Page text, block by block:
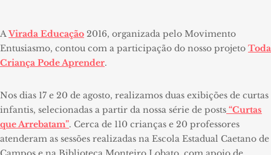
AVirada Educação 2016, organizada pelo Movimento
Entusiasmo, contou com a participação do nosso projeto Toda
Criança Pode Aprender.
Nos dias 17 e 20 de agosto, realizamos duas exibições de curtas
infantis, selecionadas a partir da nossa série de posts “Curtas
que Arrebatam”. Cerca de 110 crianças e 20 professores
atenderam as sessões realizadas na Escola Estadual Caetano de